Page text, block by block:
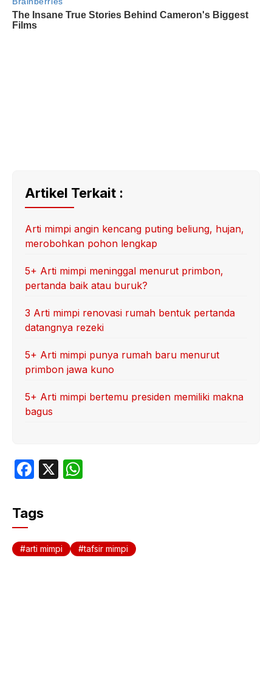
Artikel Terkait :
Arti mimpi angin kencang puting beliung, hujan,
merobohkan pohon lengkap
5+ Arti mimpi meninggal menurut primbon,
pertanda baik atau buruk?
3 Arti mimpi renovasi rumah bentuk pertanda
datangnya rezeki
5+ Arti mimpi punya rumah baru menurut
primbon jawa kuno
5+ Arti mimpi bertemu presiden memiliki makna
bagus
F
c
e
b
X
A
Tags
arti mimpi tafsir mimpi